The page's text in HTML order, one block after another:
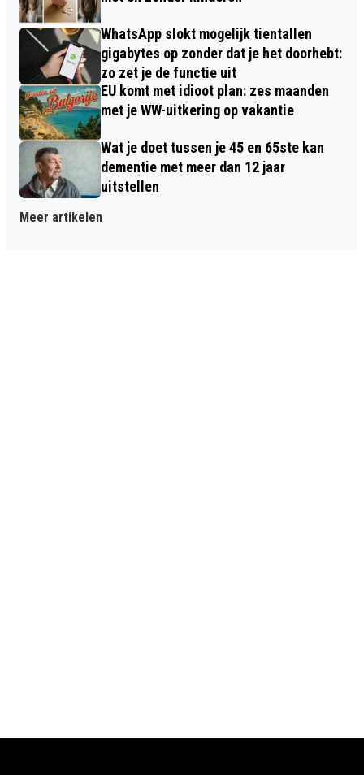
WhatsApp slokt mogelijk tientallen
gigabytes op zonder dat je het doorhebt:
zo zet je de functie uit
EU komt met idioot plan: zes maanden
met je WW-uitkering op vakantie
Wat je doet tussen je 45 en 65ste kan
dementie met meer dan 12 jaar
uitstellen
Meer artikelen